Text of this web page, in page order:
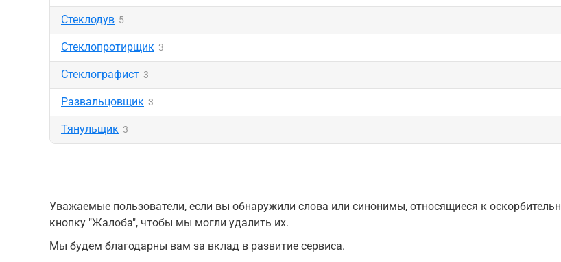
Стеклодув 5
Стеклопротирщик 3
Стеклографист 3
Развальцовщик 3
Тянульщик 3
Уважаемые пользователи, если вы обнаружили слова или синонимы, относящиеся к
кнопку "Жалоба", чтобы мы могли удалить их.
Мы будем благодарны вам за вклад в развитие сервиса.